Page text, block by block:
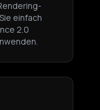
einfach
2.0